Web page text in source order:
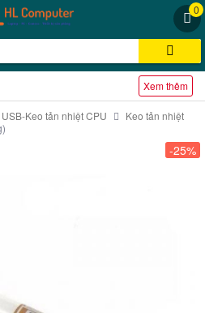
0
Xem thêm
Keo tản nhiệt CPU
Keo tản nhiệt
-25%